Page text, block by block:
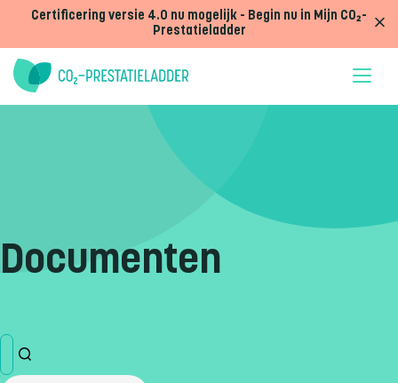
Certificering versie 4.0 nu mogelijk - Begin nu in Mijn CO₂-
Prestatieladder
Documenten